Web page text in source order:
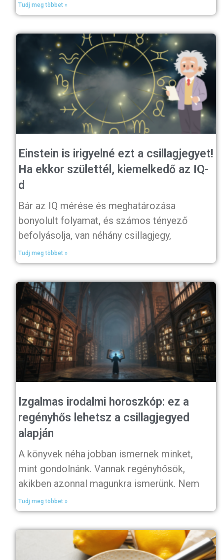
Tudj meg többet »
Einstein is irigyelné ezt a csillagjegyet!
Ha ekkor születtél, kiemelkedő az IQ-
d
Bár az IQ mérése és meghatározása
bonyolult folyamat, és számos tényező
befolyásolja, van néhány csillagjegy,
Tudj meg többet »
Izgalmas irodalmi horoszkóp: ez a
regényhős lehetsz a csillagjegyed
alapján
A könyvek néha jobban ismernek minket,
mint gondolnánk. Vannak regényhősök,
akikben azonnal magunkra ismerünk. Nem
Tudj meg többet »